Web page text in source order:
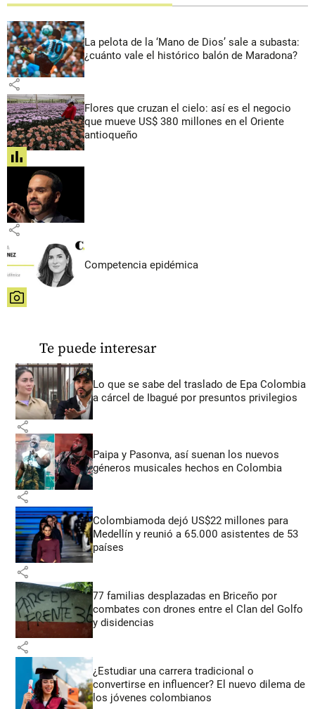
La pelota de la ‘Mano de Dios’ sale a subasta:
¿cuánto vale el histórico balón de Maradona?
share
Flores que cruzan el cielo: así es el negocio
que mueve US$ 380 millones en el Oriente
antioqueño
share
share
Competencia epidémica
share
Te puede interesar
Lo que se sabe del traslado de Epa Colombia
a cárcel de Ibagué por presuntos privilegios
share
Paipa y Pasonva, así suenan los nuevos
géneros musicales hechos en Colombia
share
Colombiamoda dejó US$22 millones para
Medellín y reunió a 65.000 asistentes de 53
países
share
77 familias desplazadas en Briceño por
combates con drones entre el Clan del Golfo
y disidencias
share
¿Estudiar una carrera tradicional o
convertirse en influencer? El nuevo dilema de
los jóvenes colombianos